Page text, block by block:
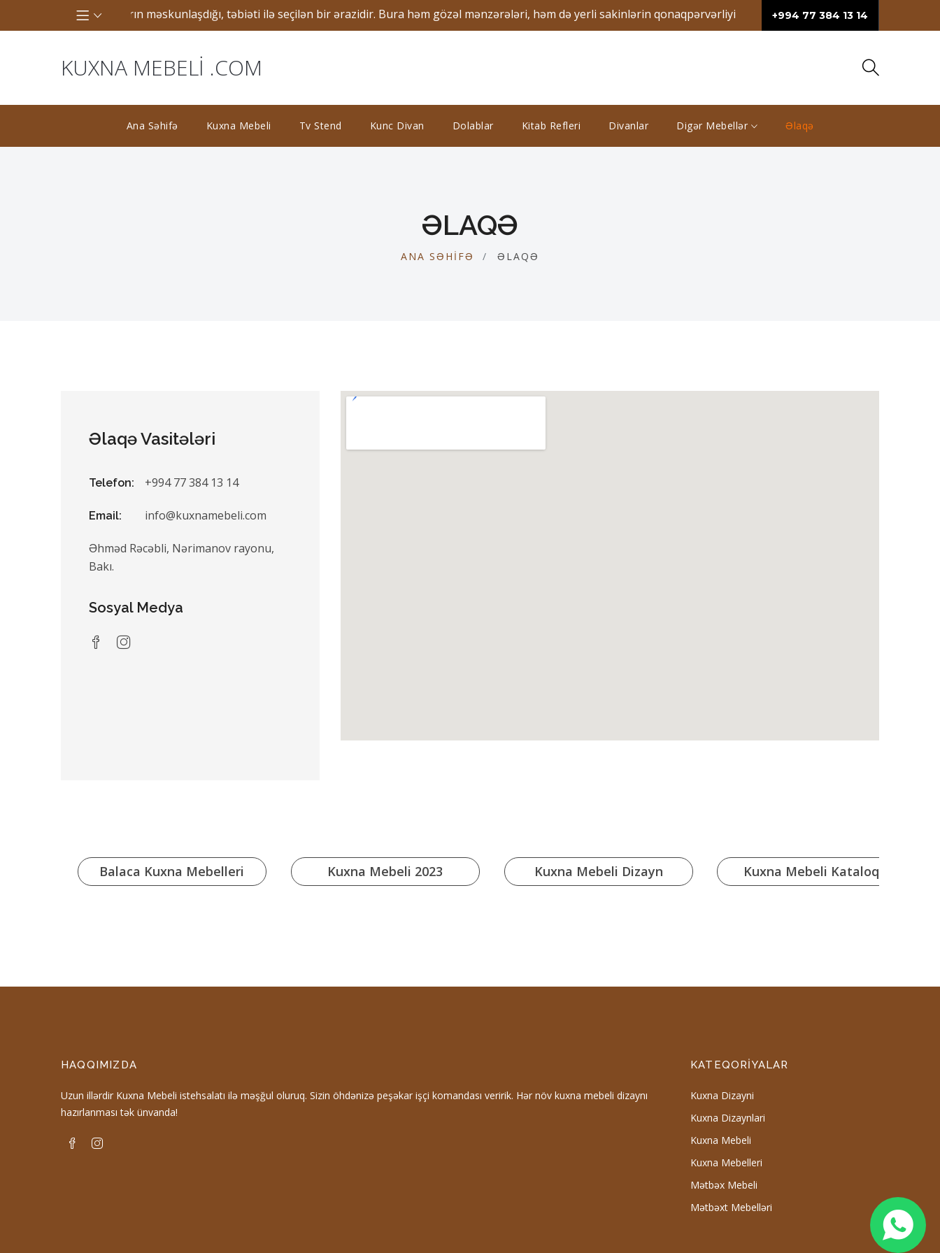
bəri insanların məskunlaşdığı, təbiəti ilə seçilən bir ərazidir. Bura həm gözəl mənzərələri, həm də yerli sakinlərin qonaqpərvərliyi ilə tanınır. Tarixi izləri, mədəni
+994 77 384 13 14
KUXNA MEBELI .COM
Ana Səhifə Kuxna Mebeli Tv Stend Kunc Divan Dolablar Kitab Refleri Divanlar Digər Mebellər Əlaqə
ƏLAQƏ
ANA SƏHIFƏ ƏLAQƏ
Əlaqə Vasitələri
Telefon: +994 77 384 13 14
Email: info@kuxnamebeli.com
Əhməd Rəcəbli, Nərimanov rayonu,
Bakı.
Sosyal Medya
Balaca Kuxna Mebelleri Kuxna Mebeli 2023 Kuxna Mebeli Dizayn Kuxna Mebeli Kataloq
HAQQIMIZDA
Uzun illərdir Kuxna Mebeli istehsalatı ilə məşğul oluruq. Sizin öhdənizə peşəkar işçi komandası veririk. Hər növ kuxna mebeli dizaynı
hazırlanması tək ünvanda!
KATEQORIYALAR
Kuxna Dizayni
Kuxna Dizaynlari
Kuxna Mebeli
Kuxna Mebelleri
Mətbəx Mebeli
Mətbəxt Mebelləri